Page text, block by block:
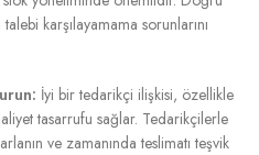
karşılayamama sorunlarını
İyi bir tedarikçi ilişkisi, özellikle
tasarrufu sağlar. Tedarikçilerle
ve zamanında teslimatı teşvik